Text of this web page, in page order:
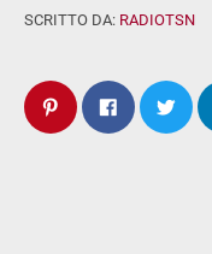
SCRITTO DA: RADIOTSN